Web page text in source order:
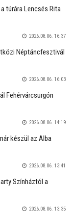
túrára Lencsés Rita
2026.08.06. 16:37
Néptáncfesztivál
2026.08.06. 16:03
Fehérvárcsurgón
2026.08.06. 14:19
készül az Alba
2026.08.06. 13:41
Színháztól a
2026.08.06. 13:35